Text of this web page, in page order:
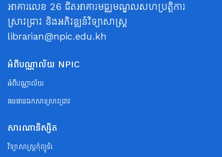
អាគារលេខ 26 ជិតអាគារមជ្ឈមណ្ឌលសហប្រត្តិការ
ស្រាវជ្រាវ និងអភិវឌ្ឍន៍វិទ្យាសាស្ត្រ
librarian@npic.edu.kh
អំពីបណ្ណាល័យ NPIC
អំពីបណ្ណាល័យ
ធនធានឯកសារស្រាវជ្រាវ
សារណានិស្សិត
វិទ្យាសាស្ត្រកុំព្យូទ័រ